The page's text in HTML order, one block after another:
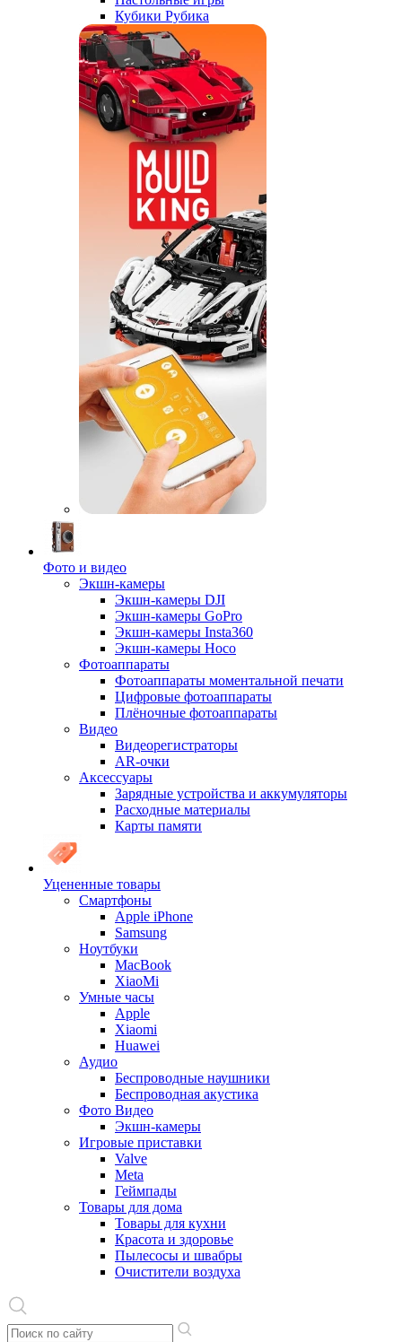
Кубики Рубика
Фото и видео
Экшн-камеры
Экшн-камеры DJI
Экшн-камеры GoPro
Экшн-камеры Insta360
Экшн-камеры Hoco
Фотоаппараты
Фотоаппараты моментальной печати
Цифровые фотоаппараты
Плёночные фотоаппараты
Видео
Видеорегистраторы
AR-очки
Аксессуары
Зарядные устройства и аккумуляторы
Расходные материалы
Карты памяти
Уцененные товары
Cмартфоны
Apple iPhone
Samsung
Ноутбуки
MacBook
XiaoMi
Умные часы
Apple
Xiaomi
Huawei
Аудио
Беспроводные наушники
Беспроводная акустика
Фото Видео
Экшн-камеры
Игровые приставки
Valve
Meta
Геймпады
Товары для дома
Товары для кухни
Красота и здоровье
Пылесосы и швабры
Очистители воздуха